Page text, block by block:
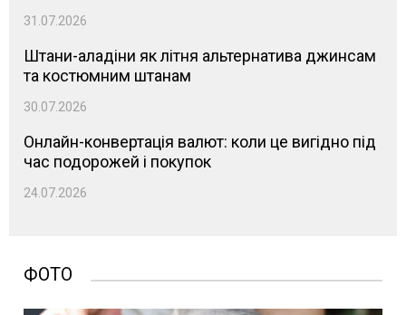
31.07.2026
Штани-аладіни як літня альтернатива джинсам
та костюмним штанам
30.07.2026
Онлайн-конвертація валют: коли це вигідно під
час подорожей і покупок
24.07.2026
ФОТО